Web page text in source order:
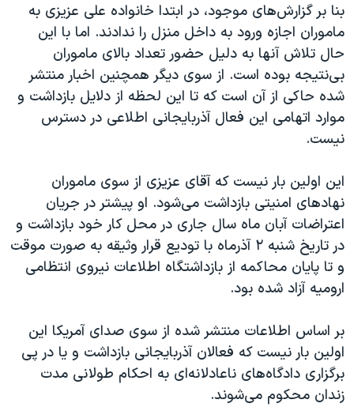
اعتراضات مردمی آبان ۹۸
اسرائیل در جنگ
نرگس محمدی برنده جایزه نوبل صلح
همایش محافظه‌کاران آمریکا «سی‌پک»
صفحه‌های ویژه
بنا بر گزارش‌های موجود، در ابتدا خانواده علی عزیزی به
ماموران اجازه ورود به داخل منزل را ندادند. اما با این
حال تلاش‌ آنها به دلیل حضور تعداد بالای ماموران
بی‌نتیجه بوده است. از سوی دیگر همچنین اخبار منتشر
شده حاکی از آن است که تا این لحظه از دلایل بازداشت و
موارد اتهامی این فعال آذربایجانی اطلاعی در دسترس
نیست.
این اولین بار نیست که آقای عزیزی از سوی ماموران
نهادهای امنیتی بازداشت می‌شود. او پیشتر در جریان
اعتراضات آبان ماه سال جاری در محل کار خود بازداشت و
در تاریخ شنبه ۲ آذرماه با تودیع قرار وثیقه به صورت موقت
و تا پایان محاکمه از بازداشتگاه اطلاعات نیروی انتظامی
ارومیه آزاد شده بود.
بر اساس اطلاعات منتشر شده از سوی صدای آمریکا این
اولین بار نیست که فعالان آذربایجانی بازداشت و یا در پی
برگزاری دادگاه‌های ناعادلانه‌ای به احکام طولانی مدت
زندان محکوم می‌شوند.